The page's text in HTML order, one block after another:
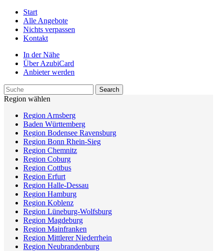
Start
Alle Angebote
Nichts verpassen
Kontakt
In der Nähe
Über AzubiCard
Anbieter werden
Region wählen
Region Arnsberg
Baden Württemberg
Region Bodensee Ravensburg
Region Bonn Rhein-Sieg
Region Chemnitz
Region Coburg
Region Cottbus
Region Erfurt
Region Halle-Dessau
Region Hamburg
Region Koblenz
Region Lüneburg-Wolfsburg
Region Magdeburg
Region Mainfranken
Region Mittlerer Niederrhein
Region Neubrandenburg